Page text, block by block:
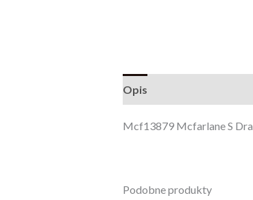
Opis
Mcf13879 Mcfarlane S
Podobne produkty